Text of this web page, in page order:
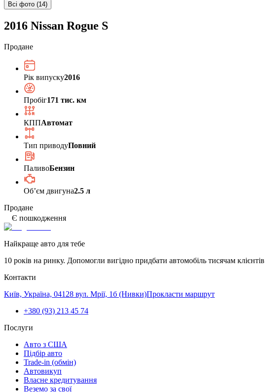
Всі фото (14)
2016 Nissan Rogue S
Продане
Рік випуску2016
Пробіг171 тис. км
КППАвтомат
Тип приводуПовний
ПаливоБензин
Обʼєм двигуна2.5 л
Продане
Є пошкодження
Найкраще авто для тебе
10 років на ринку. Допомогли вигідно придбати автомобіль тисячам клієнтів
Контакти
Київ, Україна, 04128 вул. Мрії, 1б (Нивки)Прокласти маршрут
+380 (93) 213 45 74
Послуги
Авто з США
Підбір авто
Trade-in (обмін)
Автовикуп
Власне кредитування
Веземо за свої